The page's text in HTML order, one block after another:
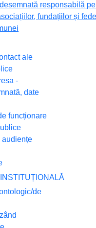
responsabilă
fundațiilor și
ale
-
date
funcționare
audiențe
de